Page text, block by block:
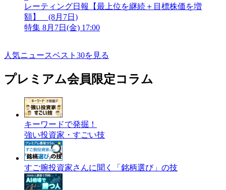
レーティング日報【最上位を継続＋目標株価を増
額】 (8月7日)
特集 8月7日(金) 17:00
人気ニュースベスト30を見る
プレミアム会員限定コラム
キーワードで発掘！
強い投資家・すごい技
すご腕投資家さんに聞く「銘柄選び」の技